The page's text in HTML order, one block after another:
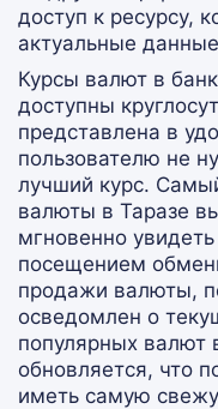
доступ к ресурсу,
актуальные
Курсы валют в
доступны
представлена в
пользователю не
лучший курс.
валюты в Таразе
мгновенно
посещением
продажи валюты,
осведомлен о
популярных валют
обновляется, что
иметь самую